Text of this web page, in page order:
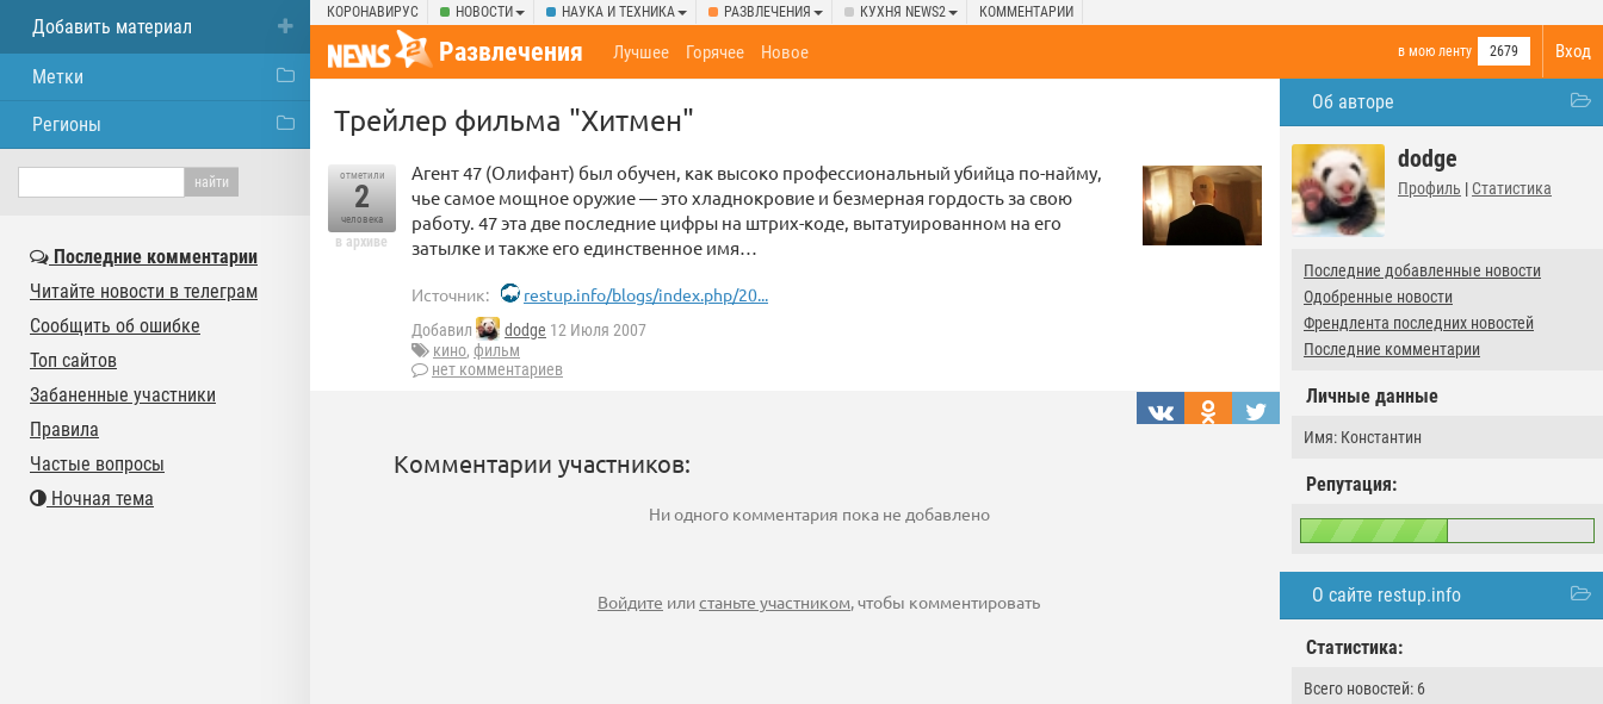
КОРОНАВИРУС НОВОСТИ НАУКА И ТЕХНИКА РАЗВЛЕЧЕНИЯ КУХНЯ NEWS2 КОММЕНТАРИИ
Вход
Развлечения в мою ленту 2679
Лучшее Горячее Новое
Об авторе
dodge
Профиль | Статистика
Последние добавленные новости
Одобренные новости
Френдлента последних новостей
Последние комментарии
Личные данные
Имя: Константин
Репутация:
О сайте restup.info
Статистика:
Всего новостей: 6
Трейлер фильма "Хитмен"
отметили
2
человека
в архиве
Агент 47 (Олифант) был обучен, как высоко профессиональный убийца по-найму,
чье самое мощное оружие — это хладнокровие и безмерная гордость за свою
работу. 47 эта две последние цифры на штрих-коде, вытатуированном на его
затылке и также его единственное имя…
Источник: restup.info/blogs/index.php/20...
Добавил dodge 12 Июля 2007
кино, фильм
нет комментариев
Комментарии участников:
Ни одного комментария пока не добавлено
Войдите илистаньте участником, чтобы комментировать
Добавить материал
Метки
Регионы
Последние комментарии
Читайте новости в телеграм
Сообщить об ошибке
Топ сайтов
Забаненные участники
Правила
Частые вопросы
Ночная тема